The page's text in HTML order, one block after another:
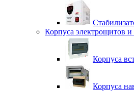
Корпуса электрощитов
Корпуса
Корпуса